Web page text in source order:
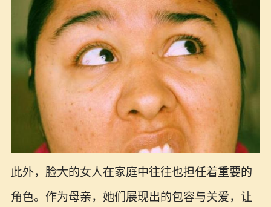
此外，脸大的女人在家庭中往往也担任着重要的
角色。作为母亲，她们展现出的包容与关爱，让